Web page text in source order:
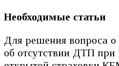
Необходимые статьи
Для решения вопроса
об отсутствии ДТП при